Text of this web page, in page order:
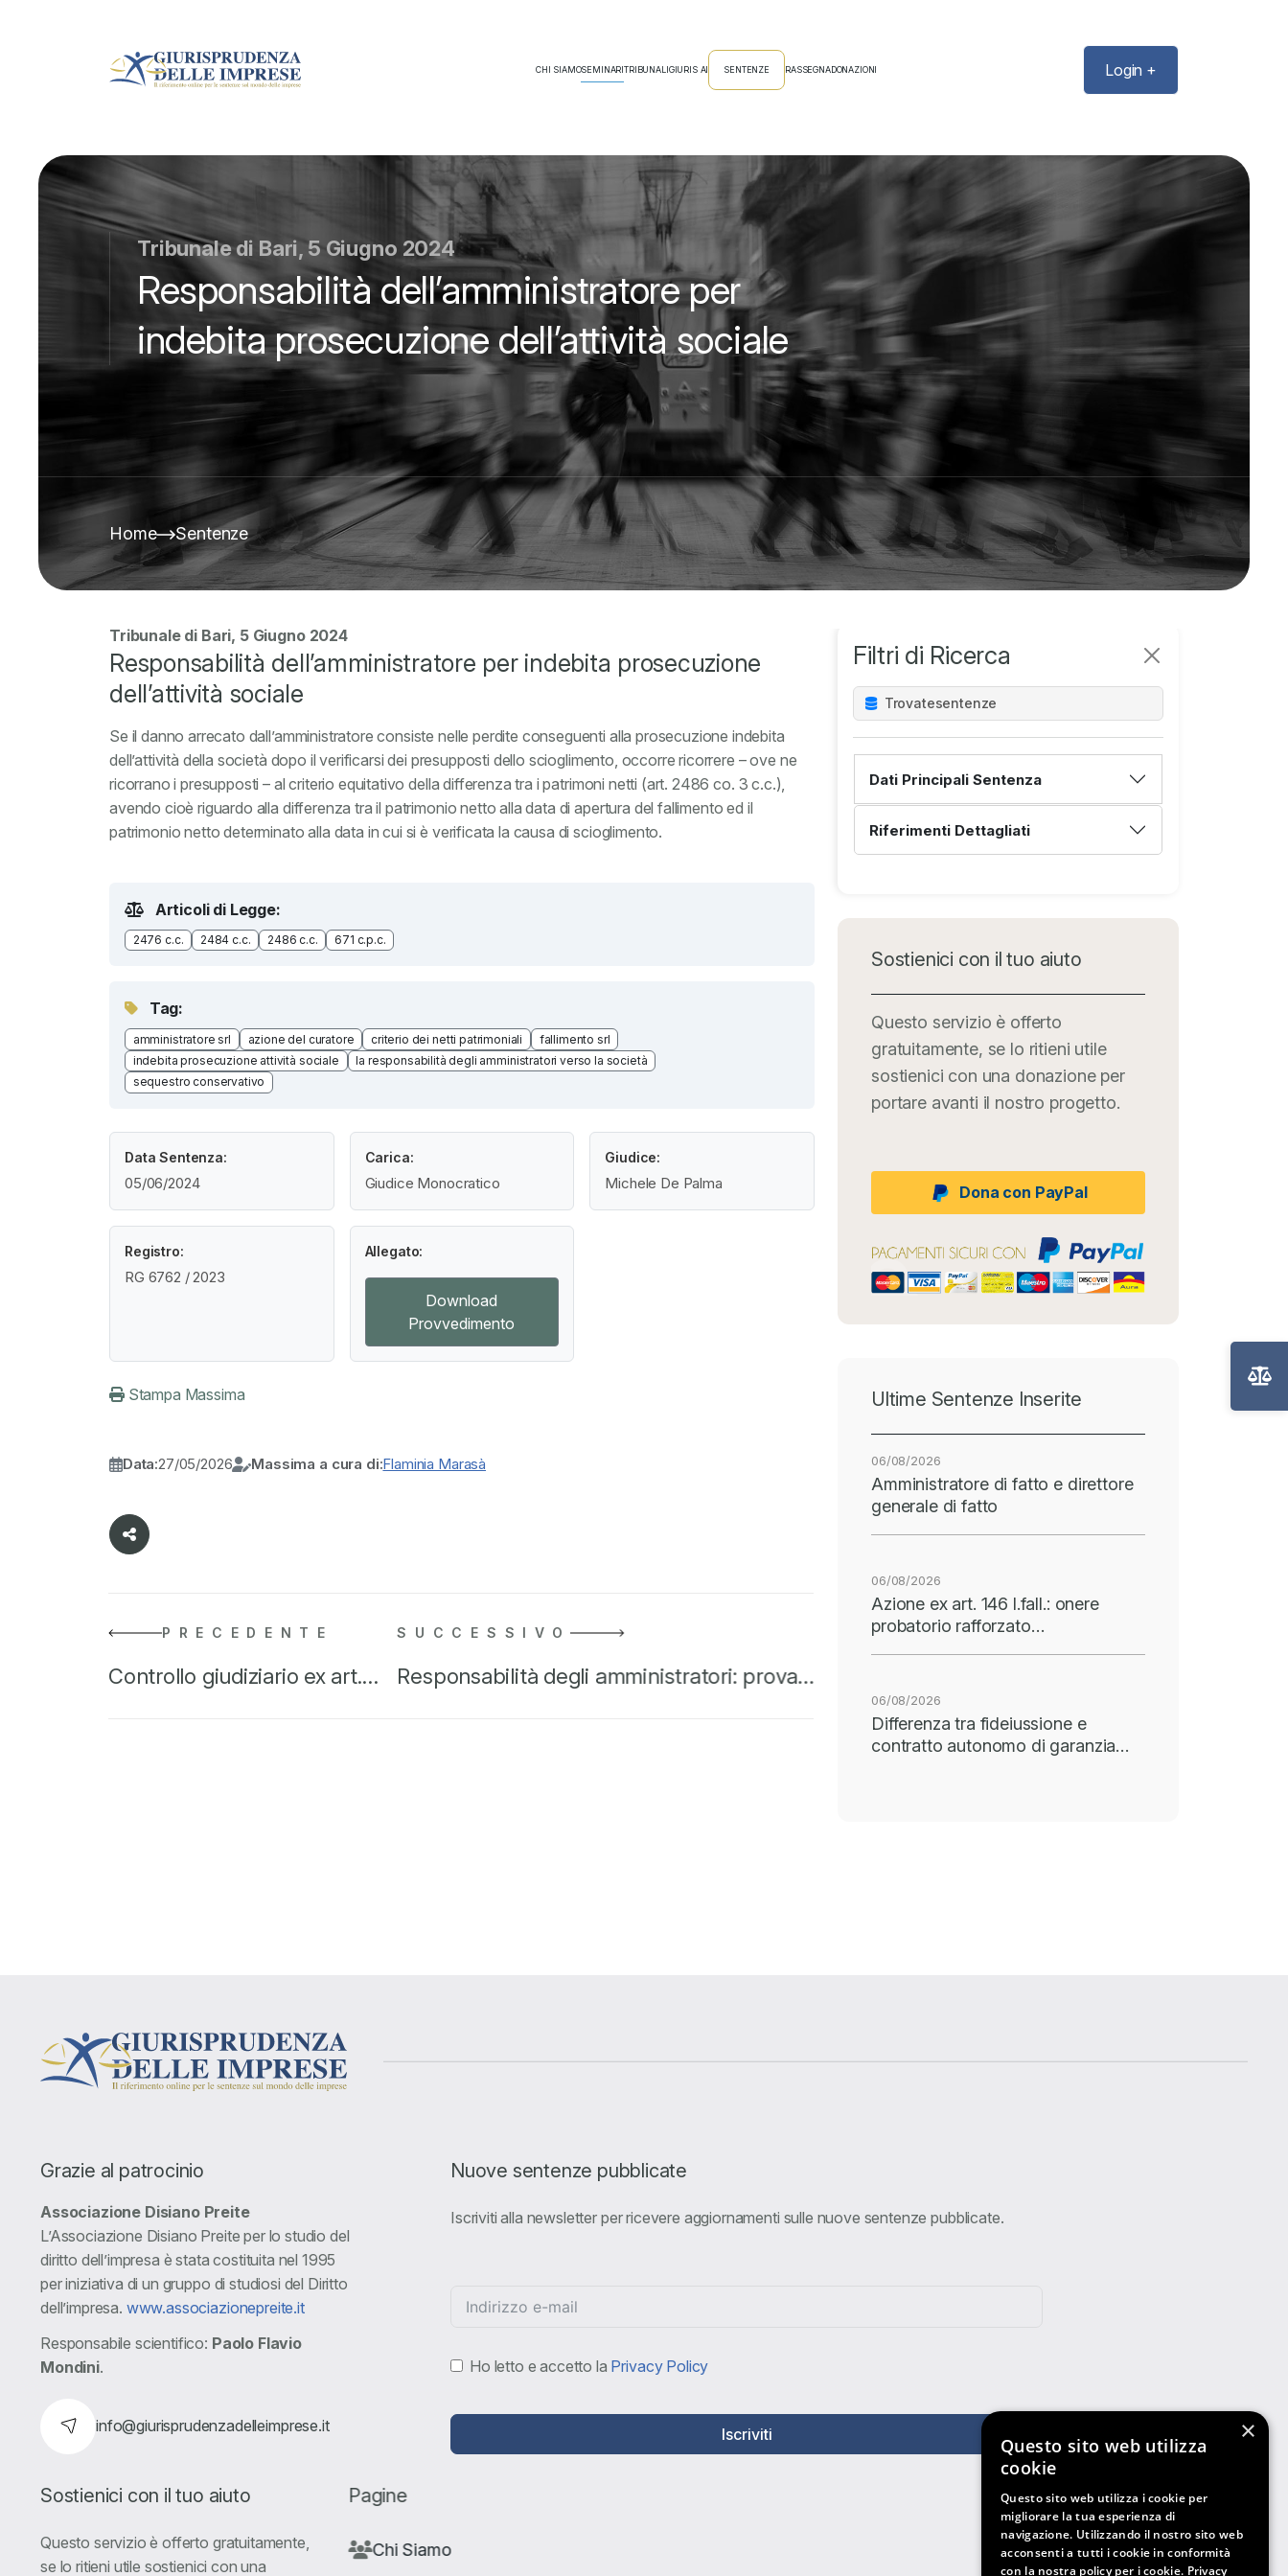
CHI SIAMOSEMINARITRIBUNALIGIURIS AI SENTENZE RASSEGNADONAZIONI Login +
Tribunale di Bari, 5 Giugno 2024
Responsabilità dell’amministratore per
indebita prosecuzione dell’attività sociale
Home Sentenze
Tribunale di Bari, 5 Giugno 2024
Responsabilità dell’amministratore per indebita prosecuzione
dell’attività sociale
Se il danno arrecato dall’amministratore consiste nelle perdite conseguenti alla prosecuzione indebita
dell’attività della società dopo il verificarsi dei presupposti dello scioglimento, occorre ricorrere – ove ne
ricorrano i presupposti – al criterio equitativo della differenza tra i patrimoni netti (art. 2486 co. 3 c.c.),
avendo cioè riguardo alla differenza tra il patrimonio netto alla data di apertura del fallimento ed il
patrimonio netto determinato alla data in cui si è verificata la causa di scioglimento.
Articoli di Legge:
2476 c.c. 2484 c.c. 2486 c.c. 671 c.p.c.
Tag:
amministratore srl azione del curatore criterio dei netti patrimoniali
fallimento srl
indebita prosecuzione attività sociale
la responsabilità degli amministratori verso la società
sequestro conservativo
Data Sentenza:
05/06/2024
Carica:
Giudice Monocratico
Giudice:
Michele De Palma
Registro:
RG 6762 / 2023
Allegato:
Download
Provvedimento
Stampa Massima
Data:27/05/2026 Massima a cura di:Flaminia Marasà
PRECEDENTE
Controllo giudiziario ex art.…
SUCCESSIVO
Responsabilità degli amministratori: prova…
Filtri di Ricerca
Trovatesentenze
Dati Principali Sentenza
Riferimenti Dettagliati
Sostienici con il tuo aiuto
Questo servizio è offerto
gratuitamente, se lo ritieni utile
sostienici con una donazione per
portare avanti il nostro progetto.
Dona con PayPal
Ultime Sentenze Inserite
06/08/2026
Amministratore di fatto e direttore
generale di fatto
06/08/2026
Azione ex art. 146 l.fall.: onere
probatorio rafforzato…
06/08/2026
Differenza tra fideiussione e
contratto autonomo di garanzia…
Grazie al patrocinio
Associazione Disiano Preite
L’Associazione Disiano Preite per lo studio del
diritto dell’impresa è stata costituita nel 1995
per iniziativa di un gruppo di studiosi del Diritto
dell’impresa. www.associazionepreite.it
Responsabile scientifico: Paolo Flavio
Mondini.
info@giurisprudenzadelleimprese.it
Nuove sentenze pubblicate
Iscriviti alla newsletter per ricevere aggiornamenti sulle nuove sentenze pubblicate.
Ho letto e accetto la Privacy Policy
Iscriviti
Sostienici con il tuo aiuto
Questo servizio è offerto gratuitamente,
se lo ritieni utile sostienici con una
Pagine
Chi Siamo
×
Questo sito web utilizza
cookie
Questo sito web utilizza i cookie per
migliorare la tua esperienza di
navigazione. Utilizzando il nostro sito web
acconsenti a tutti i cookie in conformità
con la nostra policy per i cookie. Privacy